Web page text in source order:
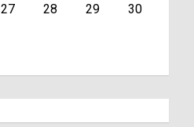
27 28 29
30